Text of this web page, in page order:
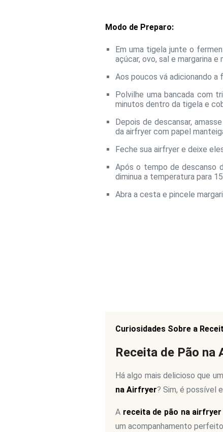
Modo de Preparo:
Em uma tigela junte o
açúcar, ovo, sal e margarina
Aos poucos vá adicionando a
Polvilhe uma bancada com
minutos dentro da tigela e
Depois de descansar,
da airfryer com papel
Feche sua airfryer e deixe
Após o tempo de descanso
diminua a temperatura para
Abra a cesta e pincele
Curiosidades Sobre a
Receita de Pão na
Há algo mais delicioso que um
na Airfryer? Sim, é possível
A receita de pão na airfryer
um acompanhamento